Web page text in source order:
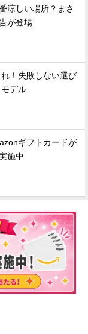
涼しい場所？まさ
が登場
！失敗しない選び
デル
ギフトカードが
施中